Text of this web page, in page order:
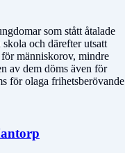
som stått åtalade
och därefter utsatt
människorov, mindre
av dem döms även för
för olaga frihetsberövande